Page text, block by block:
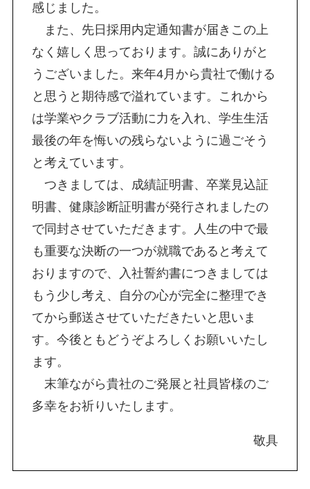
感じました。
また、先日採用内定通知書が届きこの上
なく嬉しく思っております。誠にありがと
うございました。来年4月から貴社で働ける
と思うと期待感で溢れています。これから
は学業やクラブ活動に力を入れ、学生生活
最後の年を悔いの残らないように過ごそう
と考えています。
つきましては、成績証明書、卒業見込証
明書、健康診断証明書が発行されましたの
で同封させていただきます。人生の中で最
も重要な決断の一つが就職であると考えて
おりますので、入社誓約書につきましては
もう少し考え、自分の心が完全に整理でき
てから郵送させていただきたいと思いま
す。今後ともどうぞよろしくお願いいたし
ます。
末筆ながら貴社のご発展と社員皆様のご
多幸をお祈りいたします。
敬具